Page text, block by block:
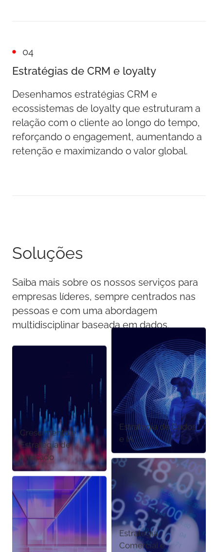
04
Estratégias de CRM e loyalty
Desenhamos estratégias CRM e
ecossistemas de loyalty que estruturam a
relação com o cliente ao longo do tempo,
reforçando o engagement, aumentando a
retenção e maximizando o valor global.
Soluções
Saiba mais sobre os nossos serviços para
empresas líderes, sempre centrados nas
pessoas e com uma abordagem
multidisciplinar baseada em dados.
Crescimento e
Estratégia de
Mercado
Estratégia de Dados
e IA
Estratégia
Comercial e